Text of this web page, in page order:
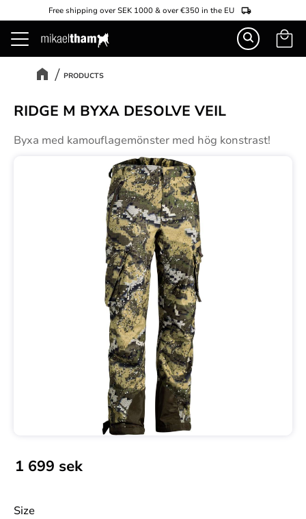
Menu
Free shipping over SEK 1000 & over €350 in the EU
Basket
PRODUCTS
RIDGE M BYXA DESOLVE VEIL
Byxa med kamouflagemönster med hög konstrast!
1 699 sek
Size